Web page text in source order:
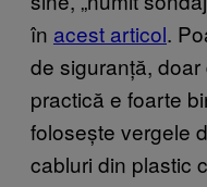
în acest articol.
de siguranță,
practică e foarte
folosește vergele
cabluri din plastic